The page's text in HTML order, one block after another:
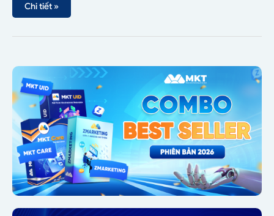
Chi tiết »